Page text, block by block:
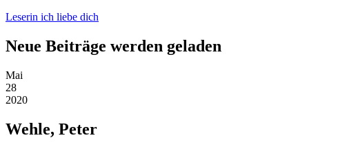
Leserin ich liebe dich
Neue Beiträge werden geladen
Mai
28
2020
Wehle, Peter